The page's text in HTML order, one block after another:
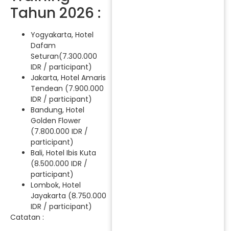
Tahun 2026 :
Yogyakarta, Hotel
Dafam
Seturan(7.300.000
IDR / participant)
Jakarta, Hotel Amaris
Tendean (7.900.000
IDR / participant)
Bandung, Hotel
Golden Flower
(7.800.000 IDR /
participant)
Bali, Hotel Ibis Kuta
(8.500.000 IDR /
participant)
Lombok, Hotel
Jayakarta (8.750.000
IDR / participant)
Catatan :